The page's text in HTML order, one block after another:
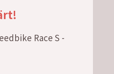
Race S -